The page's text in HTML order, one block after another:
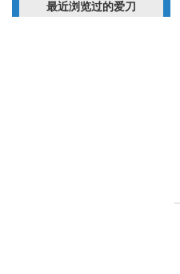
最近浏览过的爱刀